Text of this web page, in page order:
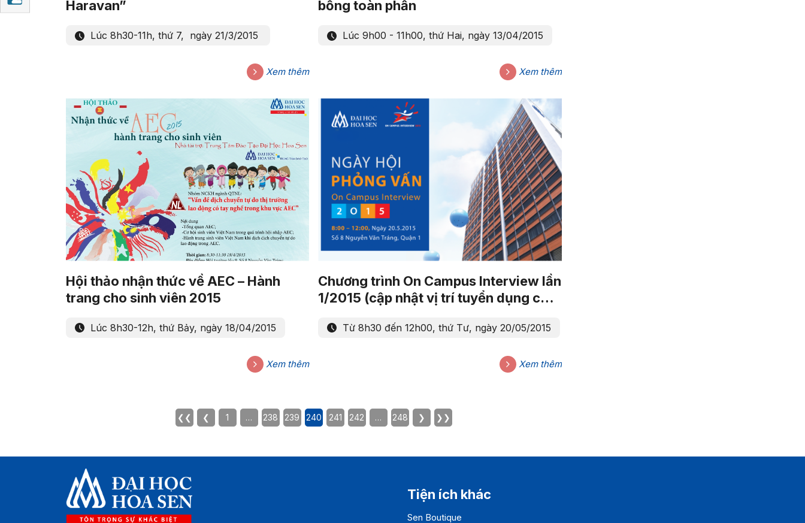
Haravan”
Lúc 8h30-11h, thứ 7, ngày 21/3/2015
Xem thêm
bổng toàn phần
Lúc 9h00 - 11h00, thứ Hai, ngày 13/04/2015
Xem thêm
Hội thảo nhận thức về AEC – Hành
trang cho sinh viên 2015
Lúc 8h30-12h, thứ Bảy, ngày 18/04/2015
Xem thêm
Chương trình On Campus Interview lần
1/2015 (cập nhật vị trí tuyển dụng của
Từ 8h30 đến 12h00, thứ Tư, ngày 20/05/2015
Xem thêm
❮❮ ❮ 1 … 238 239 240 241 242 … 248 ❯ ❯❯
Tiện ích khác
Sen Boutique